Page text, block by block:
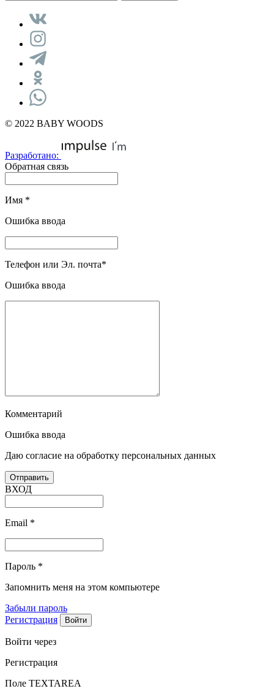
© 2022 BABY WOODS
Разработано:
Обратная связь
Имя *
Ошибка ввода
Телефон или Эл. почта*
Ошибка ввода
Комментарий
Ошибка ввода
Даю согласие на обработку персональных данных
ВХОД
Email *
Пароль *
Запомнить меня на этом компьютере
Забыли пароль
Регистрация
Войти через
Регистрация
Поле TEXTAREA